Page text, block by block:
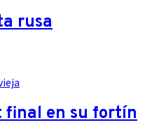
rusa
final en su fortín